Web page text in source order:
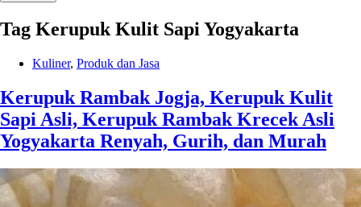
Tag Kerupuk Kulit Sapi Yogyakarta
Kuliner, Produk dan Jasa
Kerupuk Rambak Jogja, Kerupuk Kulit
Sapi Asli, Kerupuk Rambak Krecek Asli
Yogyakarta Renyah, Gurih, dan Murah